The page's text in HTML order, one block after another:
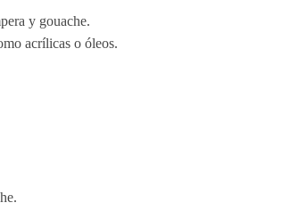
y gouache.
acrílicas o óleos.